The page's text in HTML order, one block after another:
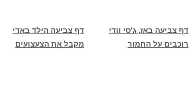
דף צביעה הילד באדי
מקבל את הצעצועים
דף צביעה באז, ג'סי וודי
רוכבים על החמור